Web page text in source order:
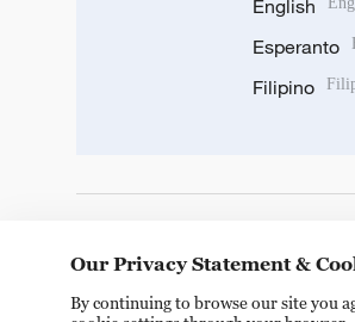
English
Esperanto
Filipino
Our Privacy Statement &
By continuing to browse our site you